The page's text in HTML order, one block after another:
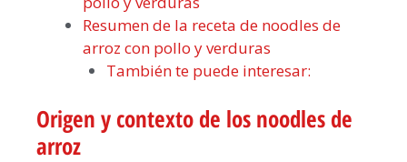
Resumen de la receta de noodles de
arroz con pollo y verduras
También te puede interesar:
Origen y contexto de los noodles de
arroz